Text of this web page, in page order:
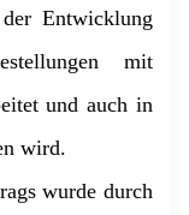
Entwicklung
mit
und auch in
wird.
wurde durch